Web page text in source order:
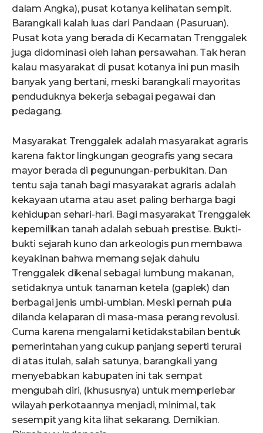
dalam Angka), pusat kotanya kelihatan sempit.
Barangkali kalah luas dari Pandaan (Pasuruan).
Pusat kota yang berada di Kecamatan Trenggalek
juga didominasi oleh lahan persawahan. Tak heran
kalau masyarakat di pusat kotanya ini pun masih
banyak yang bertani, meski barangkali mayoritas
penduduknya bekerja sebagai pegawai dan
pedagang.
Masyarakat Trenggalek adalah masyarakat agraris
karena faktor lingkungan geografis yang secara
mayor berada di pegunungan-perbukitan. Dan
tentu saja tanah bagi masyarakat agraris adalah
kekayaan utama atau aset paling berharga bagi
kehidupan sehari-hari. Bagi masyarakat Trenggalek
kepemilikan tanah adalah sebuah prestise. Bukti-
bukti sejarah kuno dan arkeologis pun membawa
keyakinan bahwa memang sejak dahulu
Trenggalek dikenal sebagai lumbung makanan,
setidaknya untuk tanaman ketela (gaplek) dan
berbagai jenis umbi-umbian. Meski pernah pula
dilanda kelaparan di masa-masa perang revolusi.
Cuma karena mengalami ketidakstabilan bentuk
pemerintahan yang cukup panjang seperti terurai
di atas itulah, salah satunya, barangkali yang
menyebabkan kabupaten ini tak sempat
mengubah diri, (khususnya) untuk memperlebar
wilayah perkotaannya menjadi, minimal, tak
sesempit yang kita lihat sekarang. Demikian.